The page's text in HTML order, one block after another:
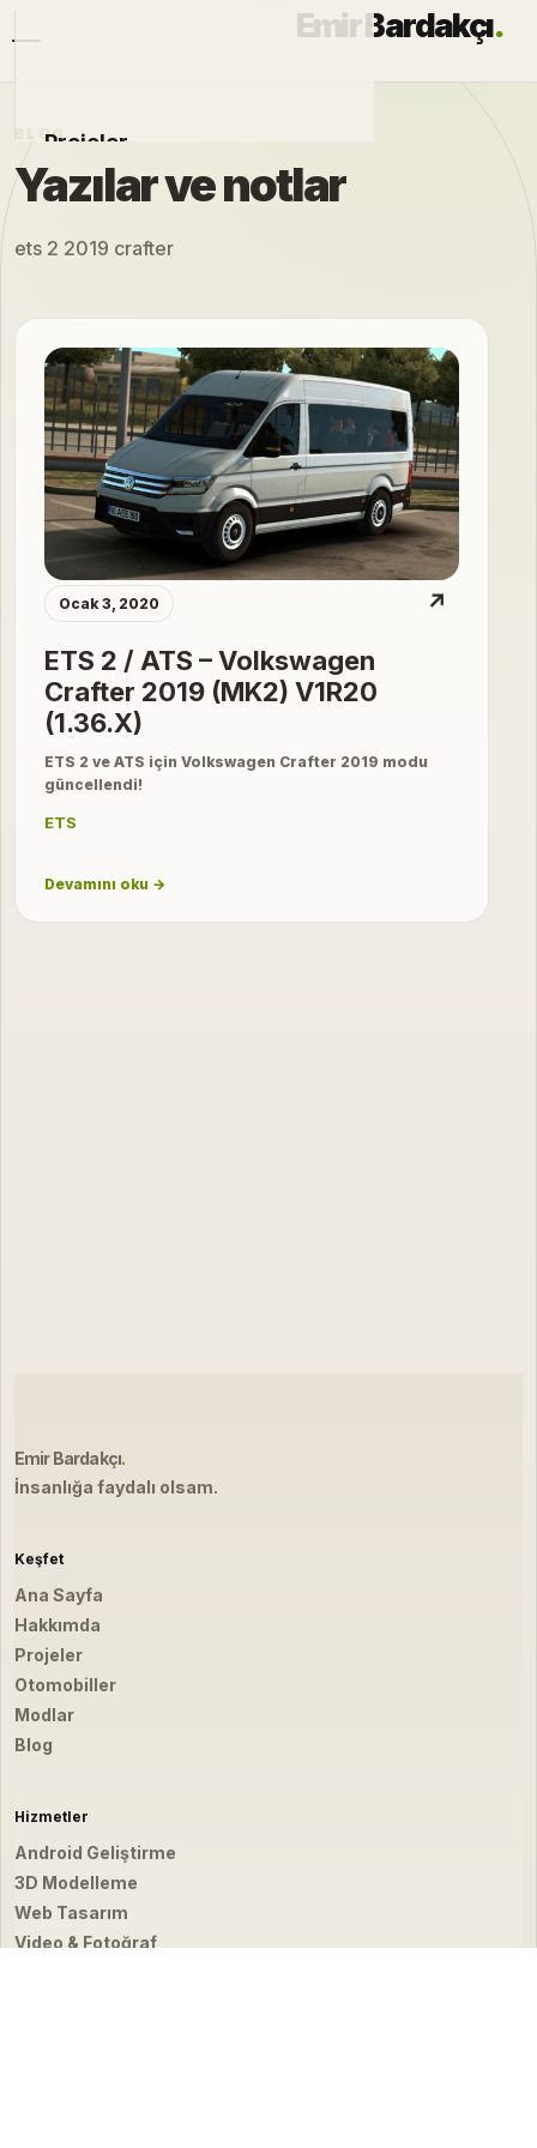
Emir Bardakçı.
Projeler
Otomobiller
Modlar
Hakkımda
Blog
BLOG
Yazılar ve notlar
ets 2 2019 crafter
Ocak 3, 2020 ↗
ETS 2 / ATS – Volkswagen
Crafter 2019 (MK2) V1R20
(1.36.X)
ETS 2 ve ATS için Volkswagen Crafter 2019 modu
güncellendi!
ETS
Devamını oku →
Emir Bardakçı.
İnsanlığa faydalı olsam.
Keşfet
Ana Sayfa
Hakkımda
Projeler
Otomobiller
Modlar
Blog
Hizmetler
Android Geliştirme
3D Modelleme
Web Tasarım
Video & Fotoğraf